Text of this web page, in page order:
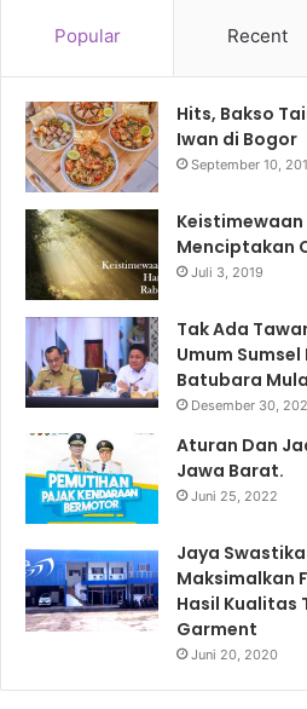
Popular Recent
Hits, Bakso
Iwan di Bogor
September 10,
Keistimewaan
Menciptakan
Juli 3, 2019
Tak Ada
Umum
Batubara
Desember 30,
Aturan Dan
Jawa Barat.
Juni 25, 2022
Jaya
Maksimalkan
Hasil Kualitas
Garment
Juni 20, 2020